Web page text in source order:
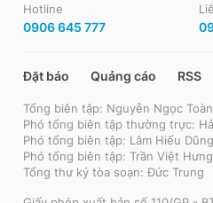
Hotline
0906 645 777
Đặt báo Quảng cáo RSS
Tổng biên tập: Nguyễn Ngọc Toàn
Phó tổng biên tập thường trực:
Phó tổng biên tập: Lâm Hiếu Dũng
Phó tổng biên tập: Trần Việt Hưng
Tổng thư ký tòa soạn: Đức Trung